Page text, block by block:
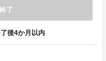
了
後4か月以内